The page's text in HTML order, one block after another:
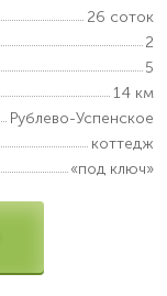
26 соток
2
5
14 км
Рублево-Успенское
коттедж
«под ключ»